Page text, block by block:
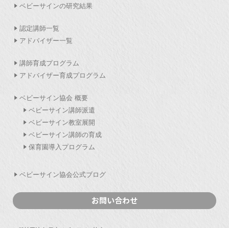
ベビーサインの研究結果
認定講師一覧
アドバイザー一覧
講師育成プログラム
アドバイザー育成プログラム
ベビーサイン協会 概要
ベビーサイン講師派遣
ベビーサイン教室展開
ベビーサイン講師の育成
保育園導入プログラム
ベビーサイン協会公式ブログ
お問い合わせ